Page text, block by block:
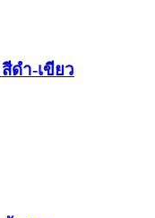
ดำ-เขียว